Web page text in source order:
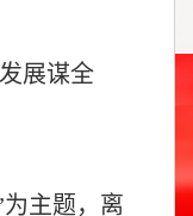
展谋全
主题，离